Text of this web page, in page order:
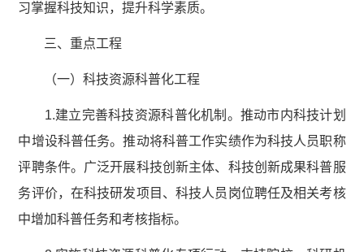
习掌握科技知识，提升科学素质。
三、重点工程
（一）科技资源科普化工程
1.建立完善科技资源科普化机制。推动市内科技计划
中增设科普任务。推动将科普工作实绩作为科技人员职称
评聘条件。广泛开展科技创新主体、科技创新成果科普服
务评价，在科技研发项目、科技人员岗位聘任及相关考核
中增加科普任务和考核指标。